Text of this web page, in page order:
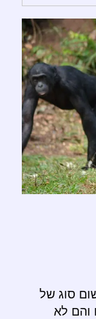
סוג של
והם לא